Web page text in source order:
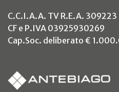
C.C.I.A.A. TV R.E.A. 309223
CF e P.IVA 03925930269
Cap.Soc. deliberato €